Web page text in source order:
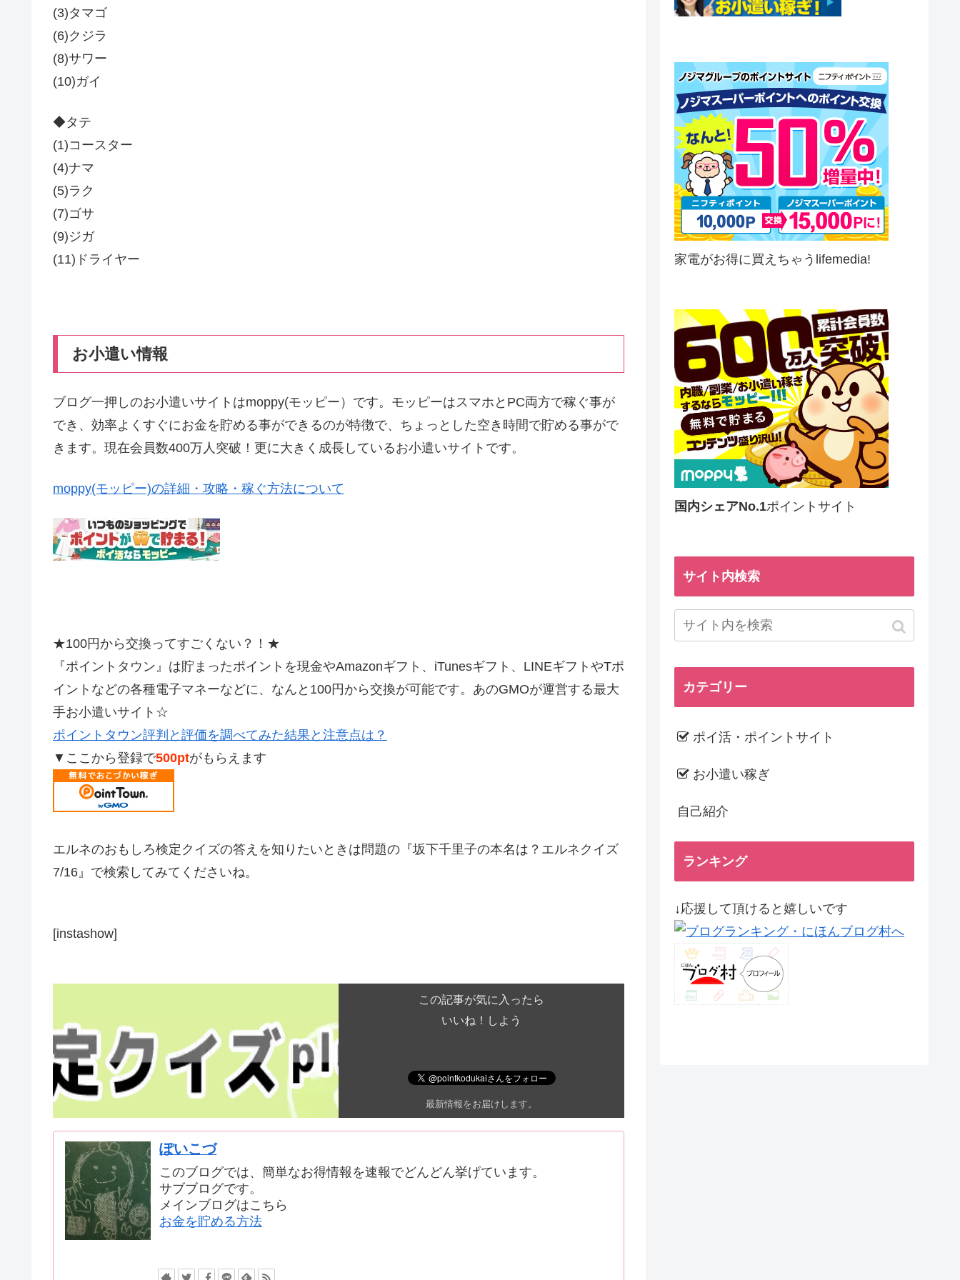
(3)タマゴ
(6)クジラ
(8)サワー
(10)ガイ
◆タテ
(1)コースター
(4)ナマ
(5)ラク
(7)ゴサ
(9)ジガ
(11)ドライヤー
お小遣い情報
ブログ一押しのお小遣いサイトはmoppy(モッピー）です。モッピーはスマホとPC両方で稼ぐ事が
でき、効率よくすぐにお金を貯める事ができるのが特徴で、ちょっとした空き時間で貯める事がで
きます。現在会員数400万人突破！更に大きく成長しているお小遣いサイトです。
moppy(モッピー)の詳細・攻略・稼ぐ方法について
★100円から交換ってすごくない？！★
『ポイントタウン』は貯まったポイントを現金やAmazonギフト、iTunesギフト、LINEギフトやTポ
イントなどの各種電子マネーなどに、なんと100円から交換が可能です。あのGMOが運営する最大
手お小遣いサイト☆
ポイントタウン評判と評価を調べてみた結果と注意点は？
▼ここから登録で500ptがもらえます
エルネのおもしろ検定クイズの答えを知りたいときは問題の『坂下千里子の本名は？エルネクイズ
7/16』で検索してみてくださいね。
[instashow]
この記事が気に入ったら
いいね！しよう
最新情報をお届けします。
ぽいこづ
このブログでは、簡単なお得情報を速報でどんどん挙げています。
サブブログです。
メインブログはこちら
お金を貯める方法
家電がお得に買えちゃうlifemedia!
国内シェアNo.1ポイントサイト
サイト内検索
カテゴリー
ポイ活・ポイントサイト
お小遣い稼ぎ
自己紹介
ランキング
↓応援して頂けると嬉しいです